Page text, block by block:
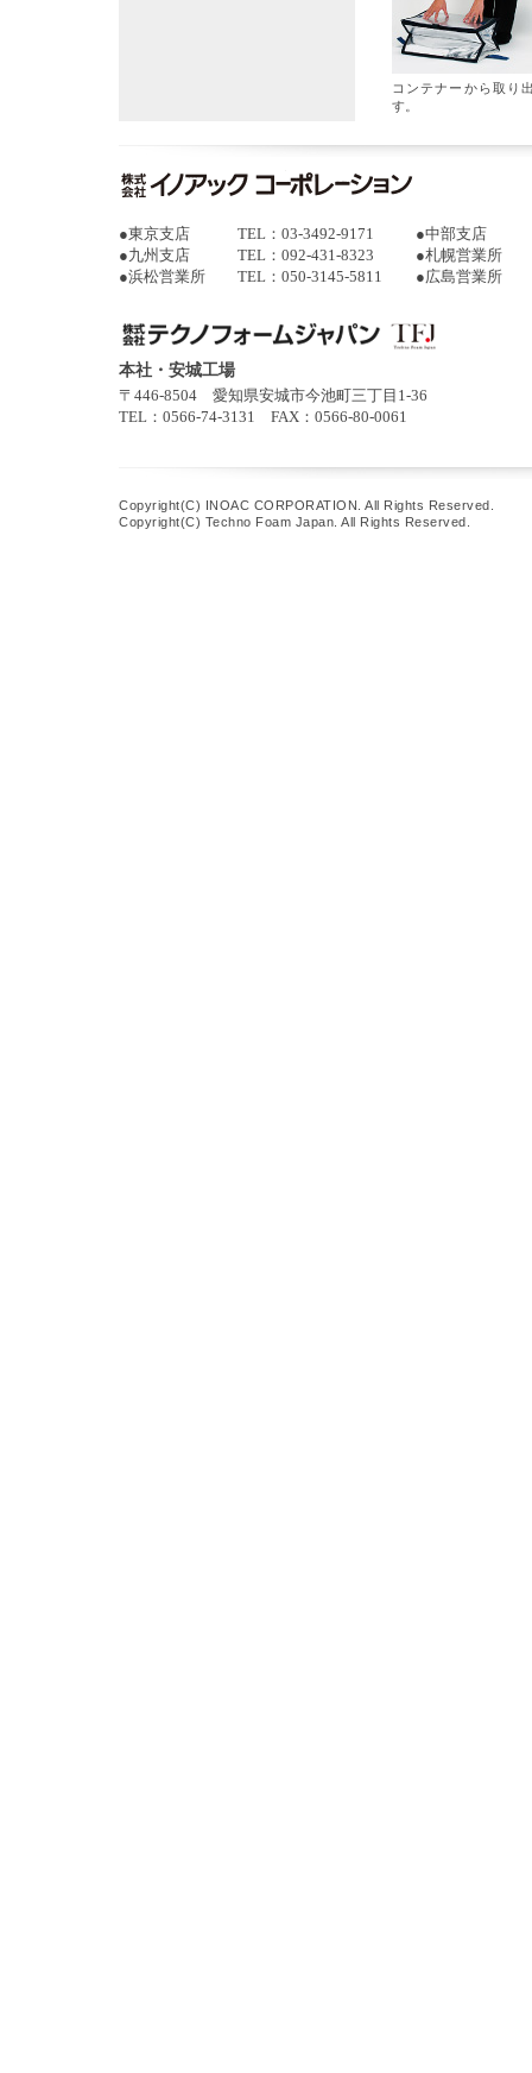
コンテナーから取り
す。
●東京支店 TEL：03-3492-9171 ●中部支店
●九州支店 TEL：092-431-8323 ●札幌営業所
●浜松営業所 TEL：050-3145-5811 ●広島営業所
本社・安城工場
〒446-8504 愛知県安城市今池町三丁目1-36
TEL：0566-74-3131 FAX：0566-80-0061
Copyright(C) INOAC CORPORATION. All Rights Reserved.
Copyright(C) Techno Foam Japan. All Rights Reserved.